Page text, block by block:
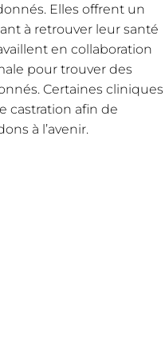
Elles offrent un
à retrouver leur santé
en collaboration
pour trouver des
Certaines cliniques
castration afin de
à l’avenir.